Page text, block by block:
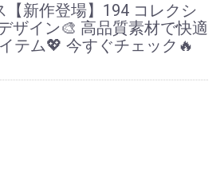
【新作登場】194 コレクシ
ザイン🎨 高品質素材で快適
テム💖 今すぐチェック🔥